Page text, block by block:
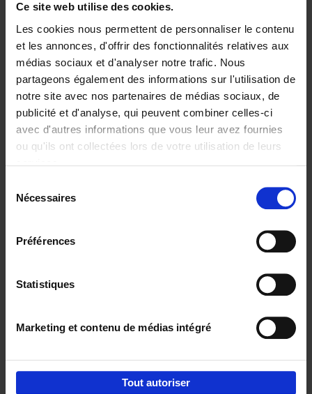
Ce site web utilise des cookies.
Les cookies nous permettent de personnaliser le contenu
et les annonces, d'offrir des fonctionnalités relatives aux
médias sociaux et d'analyser notre trafic. Nous
partageons également des informations sur l'utilisation de
notre site avec nos partenaires de médias sociaux, de
publicité et d'analyse, qui peuvent combiner celles-ci
avec d'autres informations que vous leur avez fournies
ou qu'ils ont collectées lors de votre utilisation de leurs
Nécessaires
Préférences
Statistiques
Marketing et contenu de médias intégré
Tout autoriser
The Offer You Can't
Refuse
Steven Van Belleghem
Couverture souple
2020 256
€37,50
Building Bonds = Building